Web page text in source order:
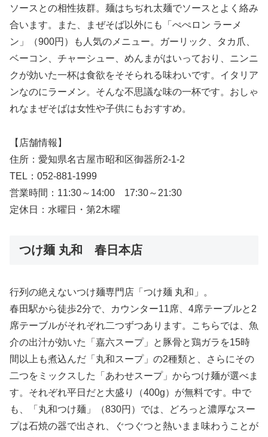
ソースとの相性抜群。麺はちぢれ太麺でソースとよく絡み
合います。また、まぜそば以外にも「ぺぺロン ラーメ
ン」（900円）も人気のメニュー。ガーリック、タカ爪、
ベーコン、チャーシュー、めんまがはいっており、ニンニ
クが効いた一杯は食欲をそそられる味わいです。イタリア
ンなのにラーメン。そんな不思議な味の一杯です。おしゃ
れなまぜそばは女性や子供にもおすすめ。
【店舗情報】
住所：愛知県名古屋市昭和区御器所2-1-2
TEL：052-881-1999
営業時間：11:30～14:00 17:30～21:30
定休日：水曜日・第2木曜
つけ麺 丸和 春日本店
行列の絶えないつけ麺専門店「つけ麺 丸和」。
春田駅から徒歩2分で、カウンター11席、4席テーブルと2
席テーブルがそれぞれ二つずつあります。こちらでは、魚
介の出汁が効いた「嘉六スープ」と豚骨と鶏ガラを15時
間以上も煮込んだ「丸和スープ」の2種類と、さらにその
二つをミックスした「あわせスープ」からつけ麺が選べま
す。それぞれ平日だと大盛り（400g）が無料です。中で
も、「丸和つけ麺」（830円）では、どろっと濃厚なスー
プは石焼の器で出され、ぐつぐつと熱いまま味わうことが